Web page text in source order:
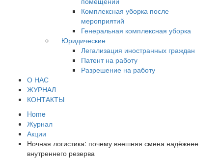
Комплексная уборка после
мероприятий
Генеральная комплексная уборка
Юридические
Легализация иностранных граждан
Патент на работу
Разрешение на работу
О НАС
ЖУРНАЛ
КОНТАКТЫ
Home
Журнал
Акции
Ночная логистика: почему внешняя смена надёжнее
внутреннего резерва